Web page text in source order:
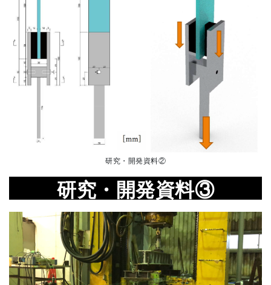
研究・開発資料②
研究・開発資料③